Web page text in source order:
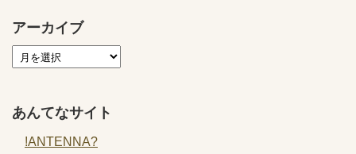
アーカイブ
あんてなサイト
!ANTENNA?